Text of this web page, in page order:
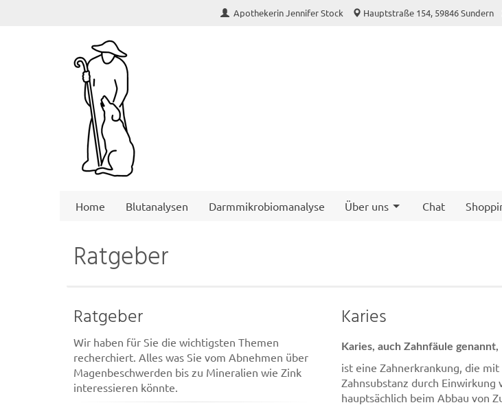
Apothekerin Jennifer Stock Hauptstraße 154, 59846 Sundern
Home Blutanalysen Darmmikrobiomanalyse Über uns Chat
Ratgeber
Ratgeber
Wir haben für Sie die wichtigsten Themen
recherchiert. Alles was Sie vom Abnehmen über
Magenbeschwerden bis zu Mineralien wie Zink
interessieren könnte.
Karies
Karies, auch Zahnfäule genannt,
ist eine Zahnerkrankung, die
Zahnsubstanz durch
hauptsächlich beim Abbau von